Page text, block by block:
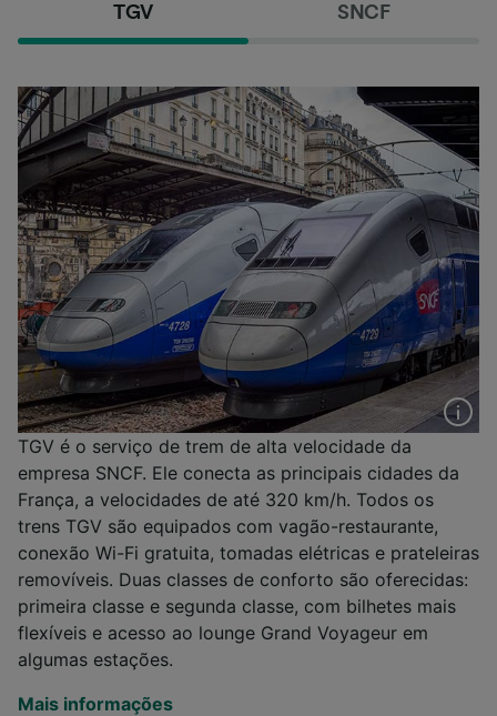
TGV SNCF
TGV é o serviço de trem de alta velocidade da
empresa SNCF. Ele conecta as principais cidades da
França, a velocidades de até 320 km/h. Todos os
trens TGV são equipados com vagão-restaurante,
conexão Wi-Fi gratuita, tomadas elétricas e prateleiras
removíveis. Duas classes de conforto são oferecidas:
primeira classe e segunda classe, com bilhetes mais
flexíveis e acesso ao lounge Grand Voyageur em
algumas estações.
Mais informações